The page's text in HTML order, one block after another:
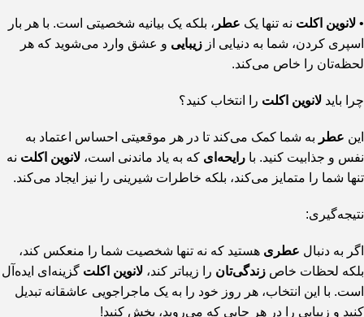
• لانوین اکلت نه تنها یک عطر ، بلکه یک بیانیه شخصیتی است. با هر بار
اسپری کردن، شما به دنیایی از زیبایی و عشق وارد می‌شوید که هر
لحظه‌تان را خاص می‌کند.
چرا باید لانوین اکلت را انتخاب کنید؟
این عطر به شما کمک می‌کند تا در هر موقعیتی احساس اعتماد به
نفس و جذابیت کنید. با رایحه‌ای که به یاد ماندنی است، لانوین اکلت نه
تنها شما را متمایز می‌کند، بلکه خاطرات شیرینی را نیز ایجاد می‌کند.
نتیجه‌گیری:
اگر به دنبال عطری هستید که نه تنها شخصیت شما را منعکس کند،
بلکه لحظات خاص زندگی‌تان را زیباتر کند، لانوین اکلت گزینه‌ای ایده‌آل
است. با این انتخاب، هر روز خود را به یک ماجراجویی عاشقانه تبدیل
کنید و زیبایی را در هر جایی که می‌روید، پخش کنید!